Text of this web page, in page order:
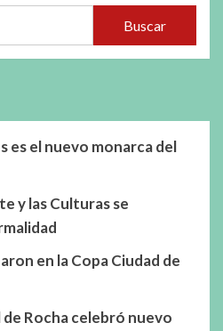
Buscar
es el nuevo monarca del
y las Culturas se
en la Copa Ciudad de
Rocha celebró nuevo